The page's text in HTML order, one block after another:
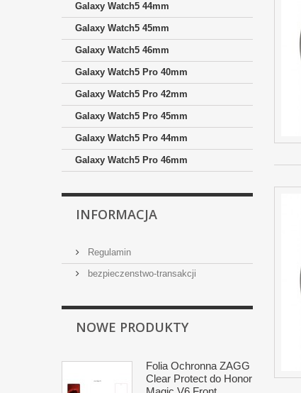
Galaxy Watch5 44mm
Galaxy Watch5 45mm
Galaxy Watch5 46mm
Galaxy Watch5 Pro 40mm
Galaxy Watch5 Pro 42mm
Galaxy Watch5 Pro 45mm
Galaxy Watch5 Pro 44mm
Galaxy Watch5 Pro 46mm
INFORMACJA
Regulamin
bezpieczenstwo-transakcji
NOWE PRODUKTY
Folia Ochronna ZAGG
Clear Protect do Honor